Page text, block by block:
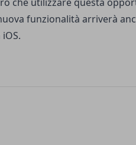
funzionalità arriverà